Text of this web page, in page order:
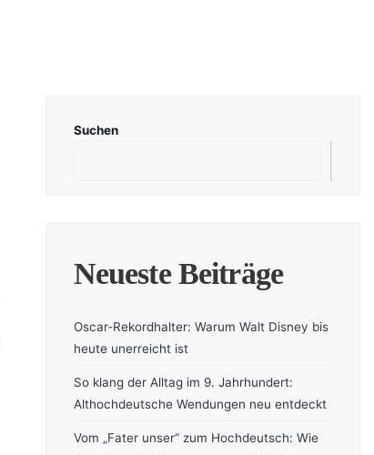
Suchen
Neueste Beiträge
Oscar-Rekordhalter: Warum Walt Disney bis
heute unerreicht ist
So klang der Alltag im 9. Jahrhundert:
Althochdeutsche Wendungen neu entdeckt
Vom „Fater unser“ zum Hochdeutsch: Wie